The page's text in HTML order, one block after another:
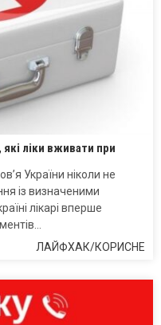
ліки вживати при
України ніколи не
із визначеними
лікарі вперше
ЛАЙФХАК/КОРИСНЕ